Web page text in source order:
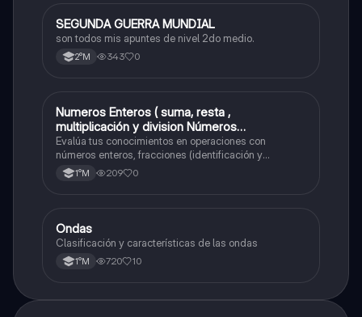
Historia
SEGUNDA GUERRA MUNDIAL
son todos mis apuntes de nivel 2do medio.
2°M 343 0
Matemáticas
Numeros Enteros ( suma, resta ,
multiplicación y division Números
Fraccionarios si es Propia o Impropia o mixto
( suma , resta , multiplicación y división)
Porcentaje ( fracción, porcentual y decimal).
Evalúa tus conocimientos en operaciones con
números enteros, fracciones (identificación y
operaciones) y conversiones de porcentajes (fracción,
decimal y viceversa).
1°M 209 0
Física
Ondas
Clasificación y características de las ondas
1°M 720 10